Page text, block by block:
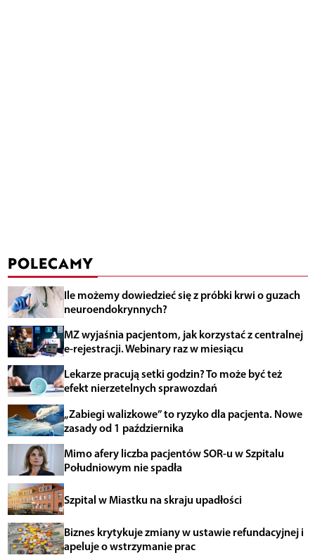
POLECAMY
Ile możemy dowiedzieć się z próbki krwi o guzach
neuroendokrynnych?
MZ wyjaśnia pacjentom, jak korzystać z centralnej
e-rejestracji. Webinary raz w miesiącu
Lekarze pracują setki godzin? To może być też
efekt nierzetelnych sprawozdań
„Zabiegi walizkowe” to ryzyko dla pacjenta. Nowe
zasady od 1 października
Mimo afery liczba pacjentów SOR-u w Szpitalu
Południowym nie spadła
Szpital w Miastku na skraju upadłości
Biznes krytykuje zmiany w ustawie refundacyjnej i
apeluje o wstrzymanie prac